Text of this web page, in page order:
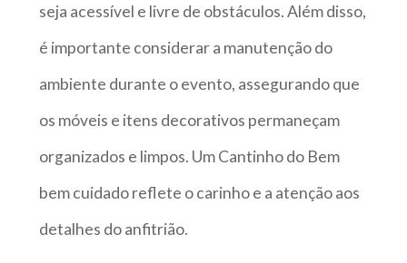
seja acessível e livre de obstáculos. Além disso,
é importante considerar a manutenção do
ambiente durante o evento, assegurando que
os móveis e itens decorativos permaneçam
organizados e limpos. Um Cantinho do Bem
bem cuidado reflete o carinho e a atenção aos
detalhes do anfitrião.